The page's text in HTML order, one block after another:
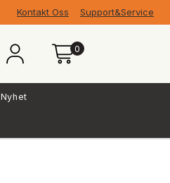
Kontakt Oss Support&Service
0
Nyhet